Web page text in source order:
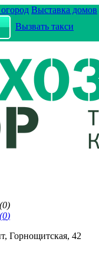
Выставка домов
Вызвать такси
(0)
(0)
Горнощитская, 42